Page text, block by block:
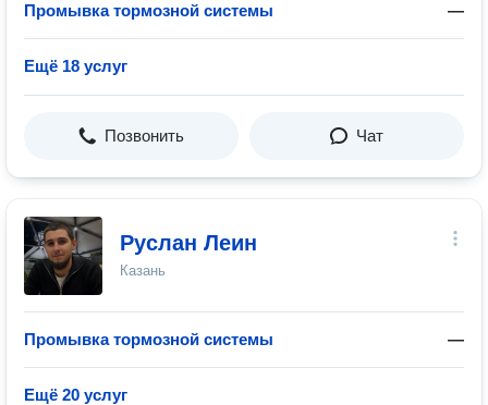
Промывка тормозной системы —
Ещё 18 услуг
Позвонить Чат
Руслан Леин
Казань
Промывка тормозной системы —
Ещё 20 услуг